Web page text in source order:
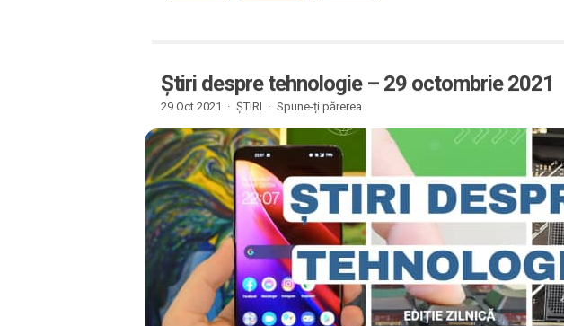
Știri despre tehnologie – 29 octombrie 2021
29 Oct 2021 · ȘTIRI · Spune-ți părerea